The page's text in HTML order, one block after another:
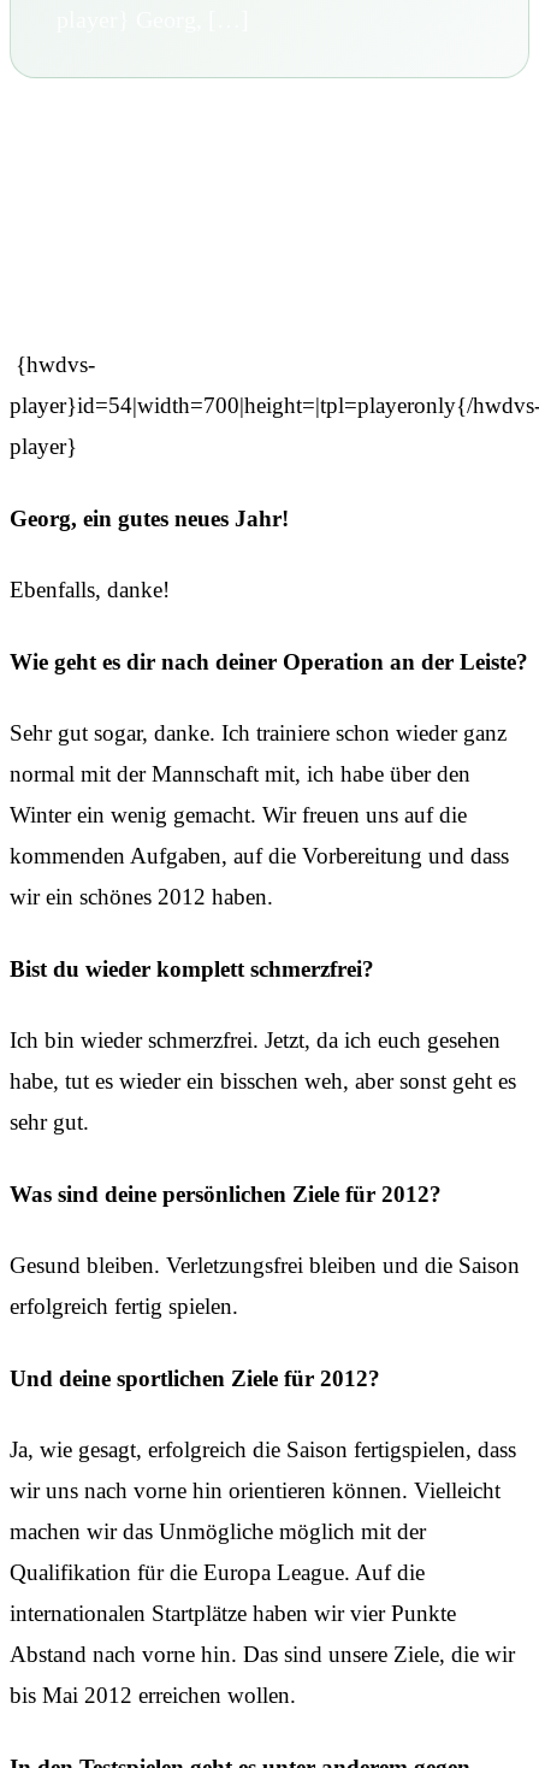
{hwdvs-
player}id=54|width=700|height=|tpl=playeronly{/
player}
Georg, ein gutes neues Jahr!
Ebenfalls, danke!
Wie geht es dir nach deiner Operation an der Leiste?
Sehr gut sogar, danke. Ich trainiere schon wieder ganz
normal mit der Mannschaft mit, ich habe über den
Winter ein wenig gemacht. Wir freuen uns auf die
kommenden Aufgaben, auf die Vorbereitung und dass
wir ein schönes 2012 haben.
Bist du wieder komplett schmerzfrei?
Ich bin wieder schmerzfrei. Jetzt, da ich euch gesehen
habe, tut es wieder ein bisschen weh, aber sonst geht es
sehr gut.
Was sind deine persönlichen Ziele für 2012?
Gesund bleiben. Verletzungsfrei bleiben und die Saison
erfolgreich fertig spielen.
Und deine sportlichen Ziele für 2012?
Ja, wie gesagt, erfolgreich die Saison fertigspielen, dass
wir uns nach vorne hin orientieren können. Vielleicht
machen wir das Unmögliche möglich mit der
Qualifikation für die Europa League. Auf die
internationalen Startplätze haben wir vier Punkte
Abstand nach vorne hin. Das sind unsere Ziele, die wir
bis Mai 2012 erreichen wollen.